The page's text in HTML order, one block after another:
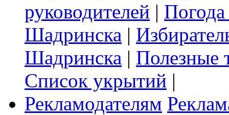
руководителей |
Шадринска |
Шадринска | Полезные
Список укрытий |
Рекламодателям